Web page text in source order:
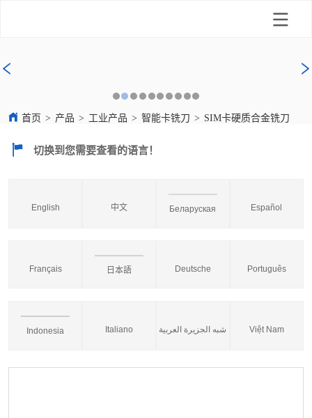
首页 > 产品 > 工业产品 > 智能卡铣刀 > SIM卡硬质合金铣刀
切换到您需要查看的语言！
English 中文 Беларуская Español
Français 日本語 Deutsche Português
Indonesia Italiano شبه الجزيرة العربية Việt Nam